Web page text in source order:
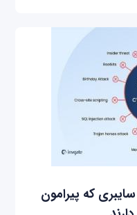
سایبری که پیرامون